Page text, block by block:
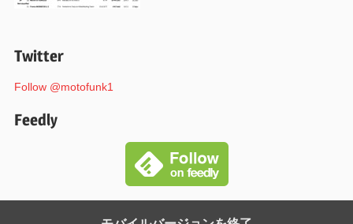
Twitter
Follow @motofunk1
Feedly